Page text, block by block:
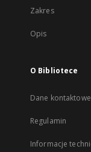
Zakres
Opis
O Bibliotece
Dane kontaktowe
Regulamin
Informacje